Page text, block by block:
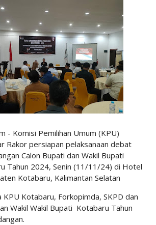
- Komisi Pemilihan Umum (KPU)
Rakor persiapan pelaksanaan debat
Calon Bupati dan Wakil Bupati
Tahun 2024, Senin (11/11/24) di Hotel
Kotabaru, Kalimantan Selatan
KPU Kotabaru, Forkopimda, SKPD dan
Wakil Wakil Bupati Kotabaru Tahun